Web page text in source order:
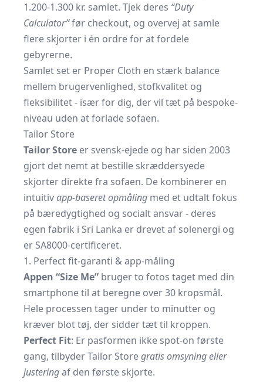
1.200-1.300 kr. samlet. Tjek deres “Duty
Calculator”før checkout, og overvej at samle
flere skjorter i én ordre for at fordele
gebyrerne.
Samlet set er Proper Cloth en stærk balance
mellem brugervenlighed, stofkvalitet og
fleksibilitet - især for dig, der vil tæt på bespoke-
niveau uden at forlade sofaen.
Tailor Store
Tailor Store er svensk-ejede og har siden 2003
gjort det nemt at bestille skræddersyede
skjorter direkte fra sofaen. De kombinerer en
intuitivapp-baseret opmåling med et udtalt fokus
på bæredygtighed og socialt ansvar - deres
egen fabrik i Sri Lanka er drevet af solenergi og
er SA8000-certificeret.
1. Perfect fit-garanti & app-måling
Appen “Size Me” bruger to fotos taget med din
smartphone til at beregne over 30 kropsmål.
Hele processen tager under to minutter og
kræver blot tøj, der sidder tæt til kroppen.
Perfect Fit: Er pasformen ikke spot-on første
gang, tilbyder Tailor Storegratis om­syning eller
justeringaf den første skjorte.